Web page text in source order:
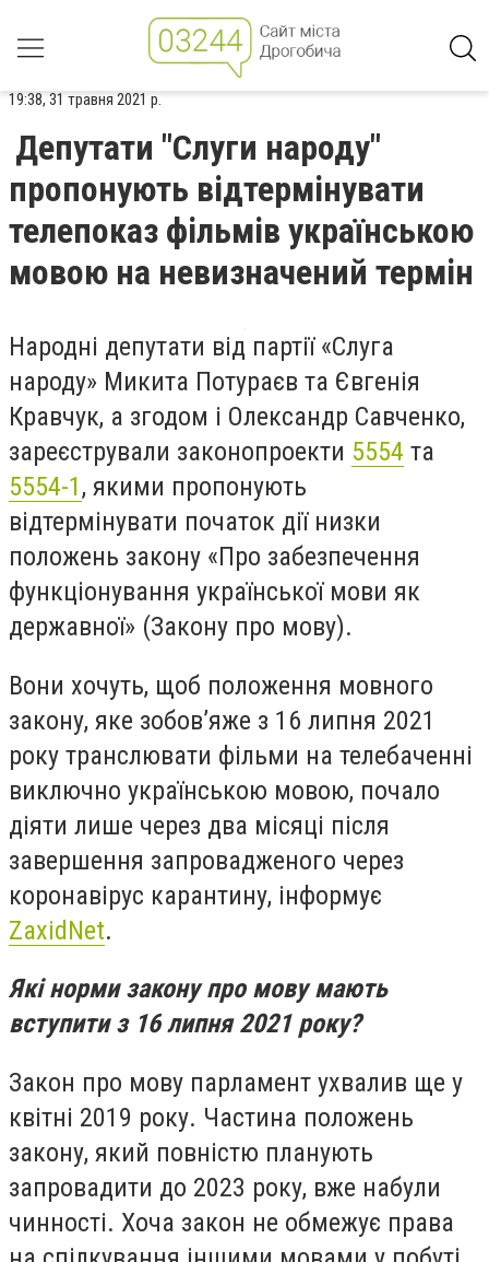
19:38, 31 травня 2021 р.
Депутати "Слуги народу"
пропонують відтермінувати
телепоказ фільмів українською
мовою на невизначений термін
Народні депутати від партії «Слуга
народу» Микита Потураєв та Євгенія
Кравчук, а згодом і Олександр Савченко,
зареєстрували законопроекти 5554 та
5554-1 , якими пропонують
відтермінувати початок дії низки
положень закону «Про забезпечення
функціонування української мови як
державної» (Закону про мову).
Вони хочуть, щоб положення мовного
закону, яке зобов’яже з 16 липня 2021
року транслювати фільми на телебаченні
виключно українською мовою, почало
діяти лише через два місяці після
завершення запровадженого через
коронавірус карантину, інформує
ZaxidNet.
Які норми закону про мову мають
вступити з 16 липня 2021 року?
Закон про мову парламент ухвалив ще у
квітні 2019 року. Частина положень
закону, який повністю планують
запровадити до 2023 року, вже набули
чинності. Хоча закон не обмежує права